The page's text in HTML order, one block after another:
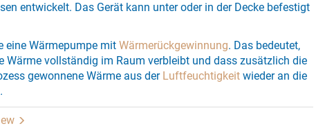
entwickelt. Das Gerät kann unter oder in der Decke befestigt
eine Wärmepumpe mit Wärmerückgewinnung. Das bedeutet,
Wärme vollständig im Raum verbleibt und dass zusätzlich die
gewonnene Wärme aus der Luftfeuchtigkeit wieder an die